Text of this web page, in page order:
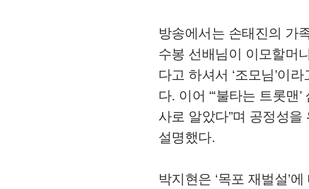
방송에서는 손태진의 가
수봉 선배님이 이모할머
다고 하셔서 ‘조모님’이
다. 이어 “‘불타는 트롯맨
사로 알았다”며 공정성
설명했다.
박지현은 ‘목포 재벌설’